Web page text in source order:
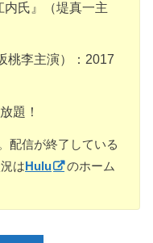
内氏』（堤真一主
桃李主演）：2017
題！
配信が終了している
はHulu
のホーム